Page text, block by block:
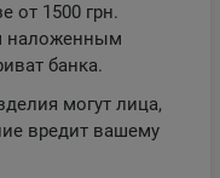
от 1500 грн.
наложенным
банка.
могут лица,
вредит вашему